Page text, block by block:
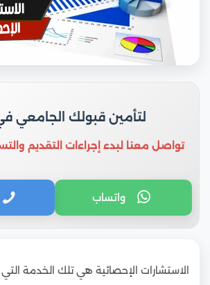
لتأمين قبولك الجامعي
تواصل معنا لبدء إجراءات التقديم
واتساب
الاستشارات الإحصائية هي تلك الخدمة